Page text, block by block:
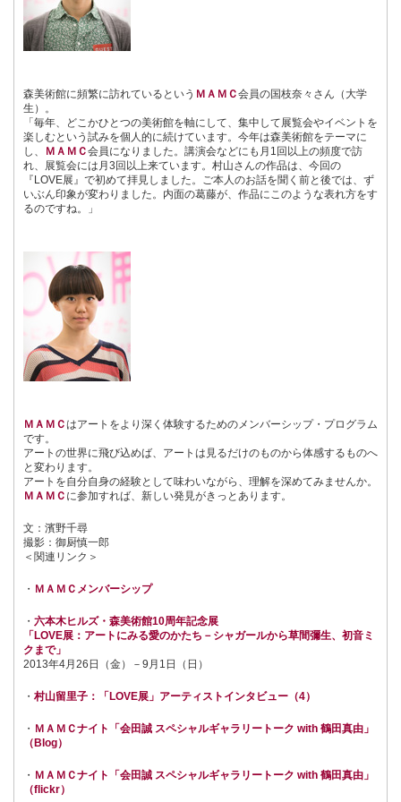
森美術館に頻繁に訪れているという ＭＡＭＣ会員の国枝奈々さん（大学
生）。
「毎年、どこかひとつの美術館を軸にして、集中して展覧会やイベントを
楽しむという試みを個人的に続けています。今年は森美術館をテーマに
し、
ＭＡＭＣ会員になりました。講演会などにも月1回以上の頻度で訪
れ、展覧会には月3回以上来ています。村山さんの作品は、今回の
『LOVE展』で初めて拝見しました。ご本人のお話を聞く前と後では、ず
いぶん印象が変わりました。内面の葛藤が、作品にこのような表れ方をす
るのですね。」
ＭＡＭＣはアートをより深く体験するためのメンバーシップ・プログラム
です。
アートの世界に飛び込めば、アートは見るだけのものから体感するものへ
と変わります。
アートを自分自身の経験として味わいながら、理解を深めてみませんか。
ＭＡＭＣ に参加すれば、新しい発見がきっとあります。
文：濱野千尋
撮影：御厨慎一郎
＜関連リンク＞
・ ＭＡＭＣメンバーシップ
・ 六本木ヒルズ・森美術館10周年記念展
「LOVE展：アートにみる愛のかたち－シャガールから草間彌生、初音ミ
クまで」
2013年4月26日（金）－9月1日（日）
・ 村山留里子：「LOVE展」アーティストインタビュー（4）
・ ＭＡＭＣナイト「会田誠 スペシャルギャラリートーク with 鶴田真由」
（Blog）
・ ＭＡＭＣナイト「会田誠 スペシャルギャラリートーク with 鶴田真由」
（flickr）